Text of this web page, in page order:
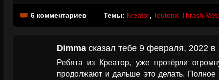
6 комментариев Темы: Kreator, Teutonic Thrash
Dimma сказал тебе 9 февраля, 2022 в
Ребята из Креатор, уже протёрли
продолжают и дальше это делать.